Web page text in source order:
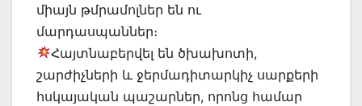
միայն թմրամոլներ են ու
մարդասպաններ։
Հայտնաբերվել են ծխախոտի,
շարժիչների և ջերմադիտարկիչ սարքերի
հսկայական պաշարներ, որոնց համար